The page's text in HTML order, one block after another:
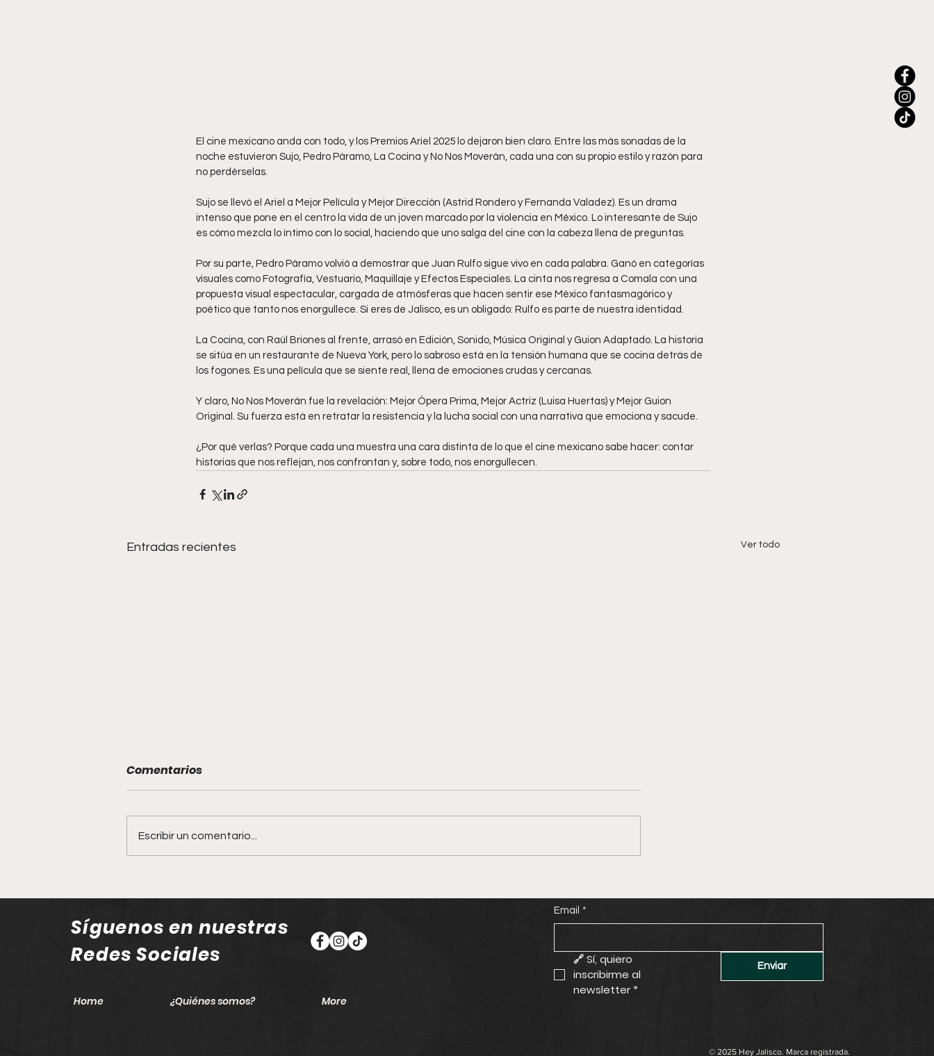
El cine mexicano anda con todo, y los Premios Ariel 2025 lo dejaron bien claro. Entre las más sonadas de la
noche estuvieron Sujo, Pedro Páramo, La Cocina y No Nos Moverán, cada una con su propio estilo y razón para
no perdérselas.
Sujo se llevó el Ariel a Mejor Película y Mejor Dirección (Astrid Rondero y Fernanda Valadez). Es un drama
intenso que pone en el centro la vida de un joven marcado por la violencia en México. Lo interesante de Sujo
es cómo mezcla lo íntimo con lo social, haciendo que uno salga del cine con la cabeza llena de preguntas.
Por su parte, Pedro Páramo volvió a demostrar que Juan Rulfo sigue vivo en cada palabra. Ganó en categorías
visuales como Fotografía, Vestuario, Maquillaje y Efectos Especiales. La cinta nos regresa a Comala con una
propuesta visual espectacular, cargada de atmósferas que hacen sentir ese México fantasmagórico y
poético que tanto nos enorgullece. Si eres de Jalisco, es un obligado: Rulfo es parte de nuestra identidad.
La Cocina, con Raúl Briones al frente, arrasó en Edición, Sonido, Música Original y Guion Adaptado. La historia
se sitúa en un restaurante de Nueva York, pero lo sabroso está en la tensión humana que se cocina detrás de
los fogones. Es una película que se siente real, llena de emociones crudas y cercanas.
Y claro, No Nos Moverán fue la revelación: Mejor Ópera Prima, Mejor Actriz (Luisa Huertas) y Mejor Guion
Original. Su fuerza está en retratar la resistencia y la lucha social con una narrativa que emociona y sacude.
¿Por qué verlas? Porque cada una muestra una cara distinta de lo que el cine mexicano sabe hacer: contar
historias que nos reflejan, nos confrontan y, sobre todo, nos enorgullecen.
Entradas recientes Ver todo
pulmones verdes que
invitan a reconectar con
la naturaleza en Jalisco
para la Feria del Taco de
en el mapa gastronómico
Comentarios
Escribir un comentario...
Síguenos en nuestras
Redes Sociales
Home ¿Quiénes somos? More
Email *
🔗 Sí, quiero
inscribirme al
newsletter *
Enviar
© 2025 Hey Jalisco. Marca registrada.